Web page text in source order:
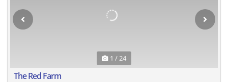
1 / 24
The Red Farm